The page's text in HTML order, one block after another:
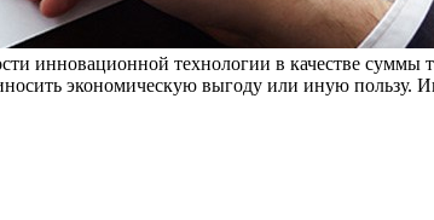
инновационной технологии в качестве суммы
экономическую выгоду или иную